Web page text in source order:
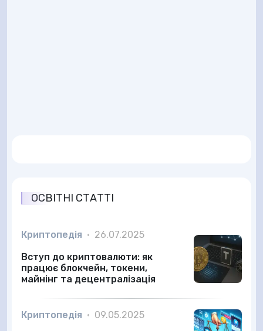
ОСВІТНІ СТАТТІ
Криптопедія • 26.07.2025
Вступ до криптовалюти: як
працює блокчейн, токени,
майнінг та децентралізація
Криптопедія • 09.05.2025